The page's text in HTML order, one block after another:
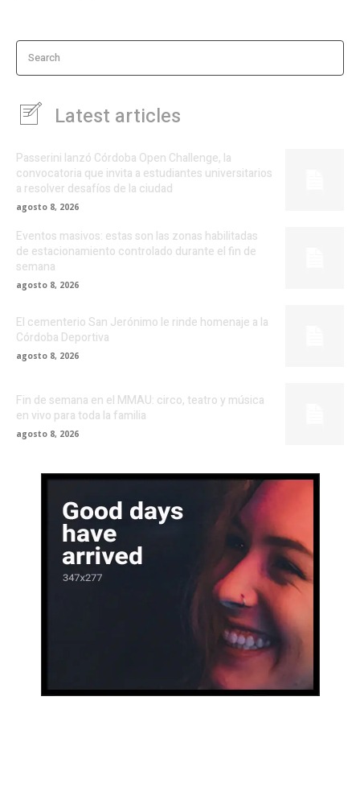
Search
Latest articles
Passerini lanzó Córdoba Open Challenge, la
convocatoria que invita a estudiantes universitarios
a resolver desafíos de la ciudad
agosto 8, 2026
Eventos masivos: estas son las zonas habilitadas
de estacionamiento controlado durante el fin de
semana
agosto 8, 2026
El cementerio San Jerónimo le rinde homenaje a la
Córdoba Deportiva
agosto 8, 2026
Fin de semana en el MMAU: circo, teatro y música
en vivo para toda la familia
agosto 8, 2026